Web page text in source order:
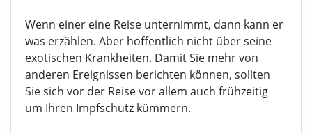
Wenn einer eine Reise unternimmt, dann kann er
was erzählen. Aber hoffentlich nicht über seine
exotischen Krankheiten. Damit Sie mehr von
anderen Ereignissen berichten können, sollten
Sie sich vor der Reise vor allem auch frühzeitig
um Ihren Impfschutz kümmern.